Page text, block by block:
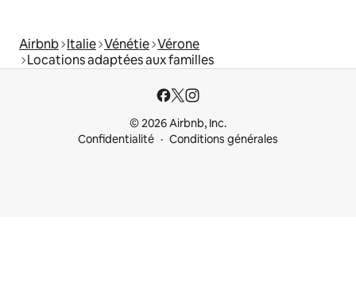
Airbnb Italie Vénétie Vérone
Locations adaptées aux familles
© 2026 Airbnb, Inc.
Confidentialité
Conditions générales